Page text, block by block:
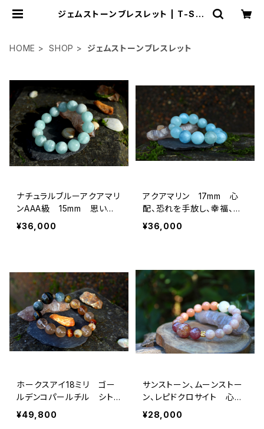
ジェムストーンブレスレット | T-Sto
HOME SHOP ジェムストーンブレスレット
ナチュラルブルーアクアマリ
ンAAA級 15mm 思いや
り、慈しみ、平和で穏やかな
エネルギー
¥36,000
アクアマリン 17mm 心
配、恐れを手放し、幸福、富
を引き寄せる
¥36,000
ホークスアイ18ミリ ゴー
ルデンコパールチル シトリ
ン タイガーズアイ 決断
力、直感力、金運、ビジネス
¥49,800
サンストーン、ムーンストー
ン、レピドクロサイト 心身
のバランス、生命エネルギ
ー、幸福、安定
¥28,000